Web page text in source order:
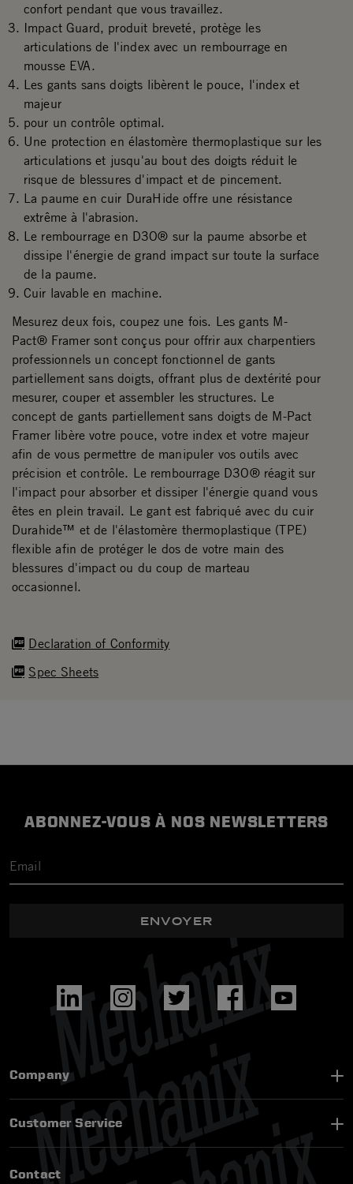
confort pendant que vous travaillez.
Impact Guard, produit breveté, protège les
articulations de l'index avec un rembourrage en
mousse EVA.
Les gants sans doigts libèrent le pouce, l'index et
majeur
pour un contrôle optimal.
Une protection en élastomère thermoplastique sur les
articulations et jusqu'au bout des doigts réduit le
risque de blessures d'impact et de pincement.
La paume en cuir DuraHide offre une résistance
extrême à l'abrasion.
Le rembourrage en D3O® sur la paume absorbe et
dissipe l'énergie de grand impact sur toute la surface
de la paume.
Cuir lavable en machine.
Declaration of Conformity
Spec Sheets
Mesurez deux fois, coupez une fois. Les gants M-
Pact® Framer sont conçus pour offrir aux charpentiers
professionnels un concept fonctionnel de gants
partiellement sans doigts, offrant plus de dextérité pour
mesurer, couper et assembler les structures. Le
concept de gants partiellement sans doigts de M-Pact
Framer libère votre pouce, votre index et votre majeur
afin de vous permettre de manipuler vos outils avec
précision et contrôle. Le rembourrage D3O® réagit sur
l'impact pour absorber et dissiper l'énergie quand vous
êtes en plein travail. Le gant est fabriqué avec du cuir
Durahide™ et de l'élastomère thermoplastique (TPE)
flexible afin de protéger le dos de votre main des
blessures d'impact ou du coup de marteau
occasionnel.
ABONNEZ-VOUS À NOS NEWSLETTERS
ENVOYER
Company
Customer Service
Contact